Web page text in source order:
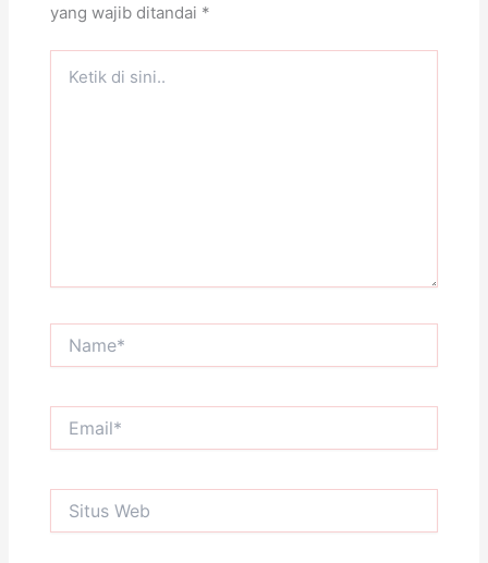
yang wajib ditandai *
Web